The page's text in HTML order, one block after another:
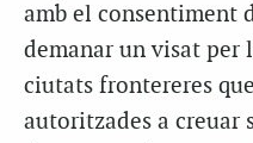
amb el consentiment
demanar un visat per
ciutats frontereres
autoritzades a creuar